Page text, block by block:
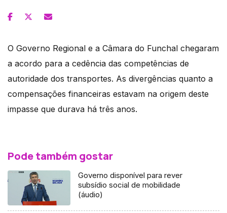
O Governo Regional e a Câmara do Funchal chegaram
a acordo para a cedência das competências de
autoridade dos transportes. As divergências quanto a
compensações financeiras estavam na origem deste
impasse que durava há três anos.
Pode também gostar
Governo disponível para rever
subsídio social de mobilidade
(áudio)